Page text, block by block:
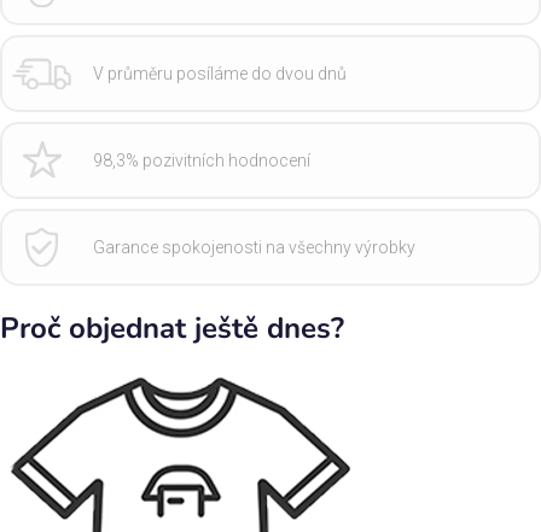
V průměru posíláme do dvou dnů
98,3% pozivitních hodnocení
Garance spokojenosti na všechny výrobky
Proč objednat ještě dnes?